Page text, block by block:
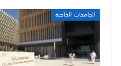
الجامعات الخاصة